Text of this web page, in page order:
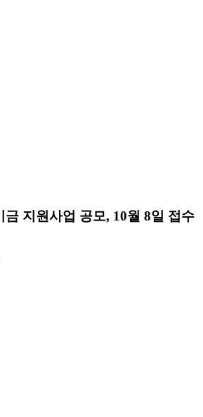
금 지원사업 공모, 10월 8일 접수